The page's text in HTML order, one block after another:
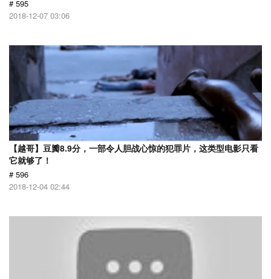
# 595
2018-12-07 03:06
【越哥】豆瓣8.9分，一部令人胆战心惊的犯罪片，这类型电影只看
它就够了！
# 596
2018-12-04 02:44